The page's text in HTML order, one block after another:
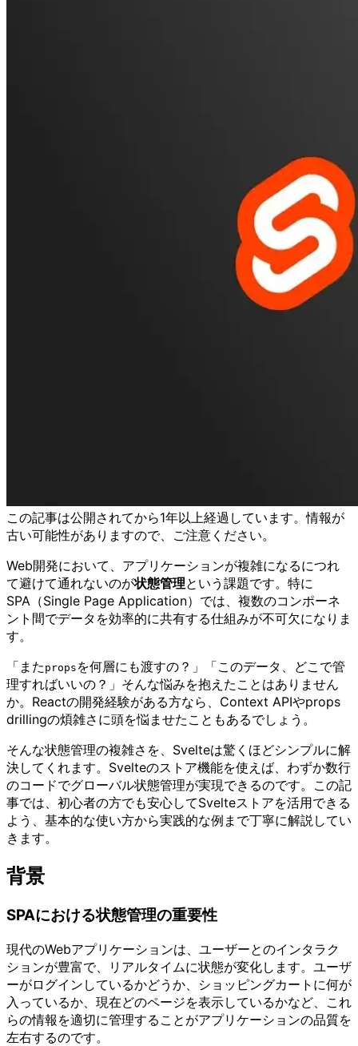
この記事は公開されてから1年以上経過しています。情報が
古い可能性がありますので、ご注意ください。
Web開発において、アプリケーションが複雑になるにつれ
て避けて通れないのが状態管理という課題です。特に
SPA（Single Page Application）では、複数のコンポーネ
ント間でデータを効率的に共有する仕組みが不可欠になりま
す。
「また props を何層にも渡すの？」「このデータ、どこで管
理すればいいの？」そんな悩みを抱えたことはありません
か。Reactの開発経験がある方なら、Context APIやprops
drillingの煩雑さに頭を悩ませたこともあるでしょう。
そんな状態管理の複雑さを、Svelteは驚くほどシンプルに解
決してくれます。Svelteのストア機能を使えば、わずか数行
のコードでグローバル状態管理が実現できるのです。この記
事では、初心者の方でも安心してSvelteストアを活用できる
よう、基本的な使い方から実践的な例まで丁寧に解説してい
きます。
背景
SPAにおける状態管理の重要性
現代のWebアプリケーションは、ユーザーとのインタラク
ションが豊富で、リアルタイムに状態が変化します。ユーザ
ーがログインしているかどうか、ショッピングカートに何が
入っているか、現在どのページを表示しているかなど、これ
らの情報を適切に管理することがアプリケーションの品質を
左右するのです。